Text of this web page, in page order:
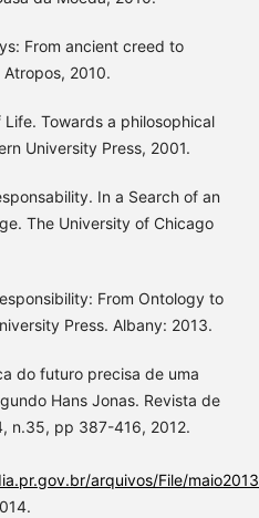
From ancient creed to
2010.
Life. Towards a philosophical
University Press, 2001.
In a Search of an
The University of Chicago
From Ontology to
Press. Albany: 2013.
do futuro precisa de uma
Hans Jonas. Revista de
n.35, pp 387-416, 2012.
arquivos/File/